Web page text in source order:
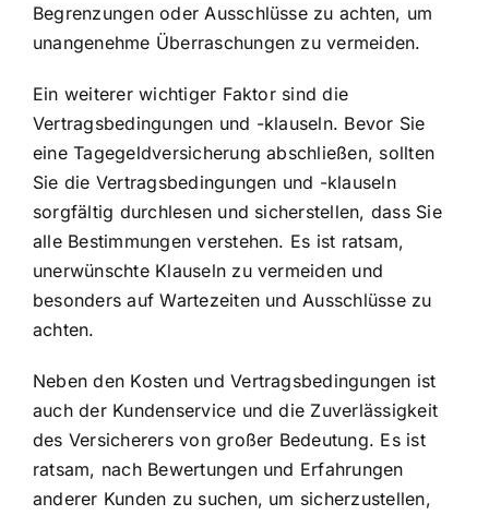
Begrenzungen oder Ausschlüsse zu achten, um
unangenehme Überraschungen zu vermeiden.
Ein weiterer wichtiger Faktor sind die
Vertragsbedingungen und -klauseln. Bevor Sie
eine Tagegeldversicherung abschließen, sollten
Sie die Vertragsbedingungen und -klauseln
sorgfältig durchlesen und sicherstellen, dass Sie
alle Bestimmungen verstehen. Es ist ratsam,
unerwünschte Klauseln zu vermeiden und
besonders auf Wartezeiten und Ausschlüsse zu
achten.
Neben den Kosten und Vertragsbedingungen ist
auch der Kundenservice und die Zuverlässigkeit
des Versicherers von großer Bedeutung. Es ist
ratsam, nach Bewertungen und Erfahrungen
anderer Kunden zu suchen, um sicherzustellen,